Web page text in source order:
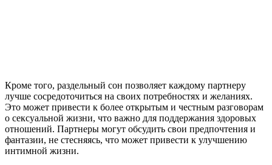
Кроме того, раздельный сон позволяет каждому партнеру
лучше сосредоточиться на своих потребностях и желаниях.
Это может привести к более открытым и честным разговорам
о сексуальной жизни, что важно для поддержания здоровых
отношений. Партнеры могут обсудить свои предпочтения и
фантазии, не стесняясь, что может привести к улучшению
интимной жизни.